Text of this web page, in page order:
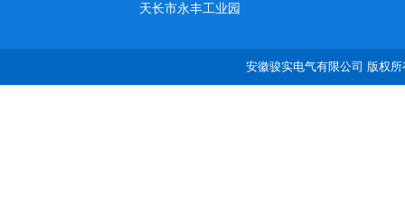
天长市永丰工业园
安徽骏实电气有限公司 版权